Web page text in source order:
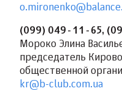
(099) 049-11-65,
Мороко Элина
председатель
общественной
kr@b-club.com.ua